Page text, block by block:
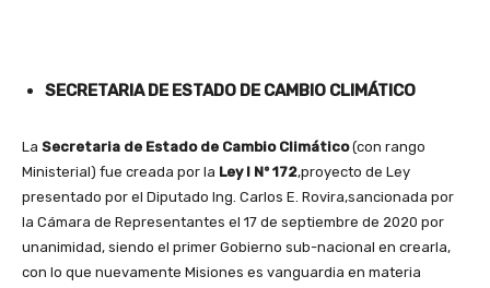
SECRETARIA DE ESTADO DE CAMBIO CLIMÁTICO
La Secretaria de Estado de Cambio Climático(con rango
Ministerial) fue creada por la Ley I Nº 172,proyecto de Ley
presentado por el Diputado Ing. Carlos E. Rovira,sancionada por
la Cámara de Representantes el 17 de septiembre de 2020 por
unanimidad, siendo el primer Gobierno sub-nacional en crearla,
con lo que nuevamente Misiones es vanguardia en materia